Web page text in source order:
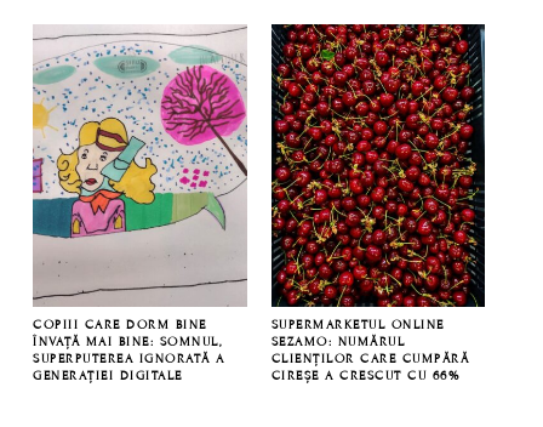
COPIII CARE DORM BINE
ÎNVAȚĂ MAI BINE: SOMNUL,
SUPERPUTEREA IGNORATĂ A
GENERAȚIEI DIGITALE
SUPERMARKETUL ONLINE
SEZAMO: NUMĂRUL
CLIENȚILOR CARE CUMPĂRĂ
CIREȘE A CRESCUT CU 66%